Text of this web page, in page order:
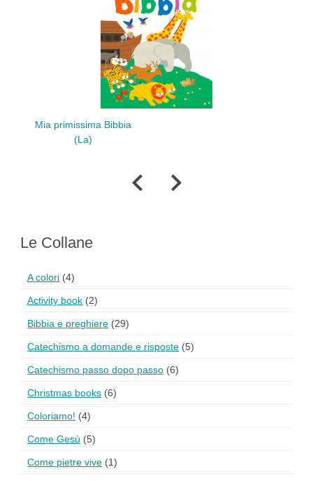
Mia primissima Bibbia
(La)
Le Collane
A colori (4)
Activity book (2)
Bibbia e preghiere (29)
Catechismo a domande e risposte (5)
Catechismo passo dopo passo (6)
Christmas books (6)
Coloriamo! (4)
Come Gesù (5)
Come pietre vive (1)